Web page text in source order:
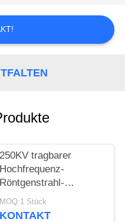
250KV tragbarer
Hochfrequenz-
Röntgenstrahl-
Fehlerdetektor mit
50mm Durchdringung
MOQ:1 Stück
KONTAKT